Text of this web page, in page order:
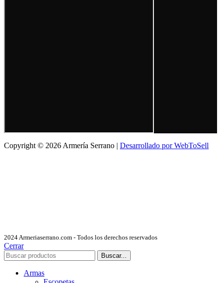
Copyright © 2026 Armería Serrano | Desarrollado por WebToSell
2024 Armeriaserrano.com - Todos los derechos reservados
Cerrar
Buscar...
Armas